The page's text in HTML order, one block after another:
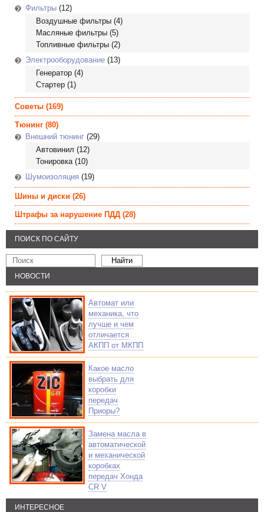
Фильтры (12)
Воздушные фильтры (4)
Масляные фильтры (5)
Топливные фильтры (2)
Электрооборудование (13)
Генератор (4)
Стартер (1)
Советы (169)
Тюнинг (80)
Внешний тюнинг (29)
Автовинил (12)
Тонировка(10)
Шумоизоляция (19)
Шины и диски (26)
Штрафы за нарушение ПДД (28)
ПОИСК ПО САЙТУ
НОВОСТИ
Автомат или
механика, что
лучше и чем
отличается
АКПП от МКПП
Какое масло
выбрать для
коробки
передач
Приоры?
Замена масла в
автоматической
и механической
коробках
передач Хонда
CR V
ИНТЕРЕСНОЕ